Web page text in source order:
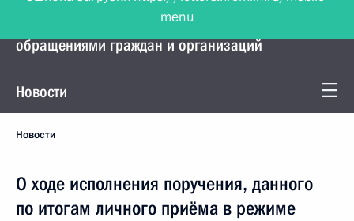
Управление Президента по работе с
обращениями граждан и организаций
Новости
Новости
О ходе исполнения поручения, данного
по итогам личного приёма в режиме
menu